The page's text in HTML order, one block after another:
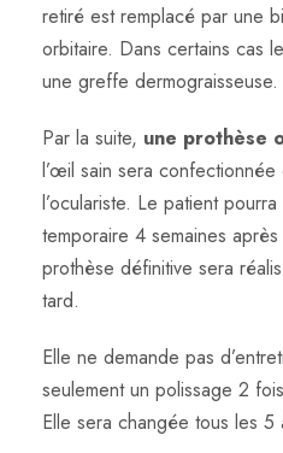
retiré est remplacé par une
orbitaire. Dans certains cas
une greffe dermograisseuse.
Par la suite, une prothèse
l’œil sain sera
l’oculariste. Le patient
temporaire 4 semaines
prothèse définitive sera
tard.
Elle ne demande pas
seulement un polissage 2
Elle sera changée tous les 5